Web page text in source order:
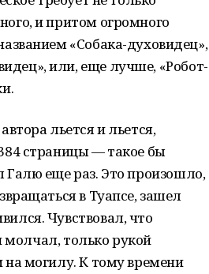
и притом огромного
«Собака-духовидец»,
или, еще лучше, «Робот-
льется и льется,
страницы — такое бы
Галю еще раз. Это произошло,
в Туапсе, зашел
Чувствовал, что
молчал, только рукой
могилу. К тому времени